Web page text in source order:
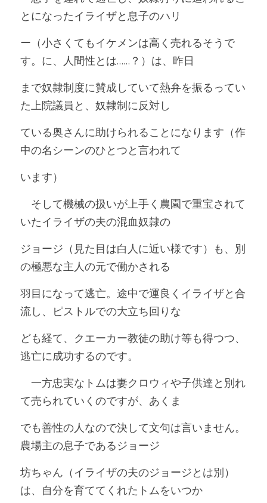
とになったイライザと息子のハリ
ー（小さくてもイケメンは高く売れるそうで
す。に、人間性とは……？）は、昨日
まで奴隷制度に賛成していて熱弁を振るってい
た上院議員と、奴隷制に反対し
ている奥さんに助けられることになります（作
中の名シーンのひとつと言われて
います）
そして機械の扱いが上手く農園で重宝されて
いたイライザの夫の混血奴隷の
ジョージ（見た目は白人に近い様です）も、別
の極悪な主人の元で働かされる
羽目になって逃亡。途中で運良くイライザと合
流し、ピストルでの大立ち回りな
ども経て、クエーカー教徒の助け等も得つつ、
逃亡に成功するのです。
一方忠実なトムは妻クロウィや子供達と別れ
て売られていくのですが、あくま
でも善性の人なので決して文句は言いません。
農場主の息子であるジョージ
坊ちゃん（イライザの夫のジョージとは別）
は、自分を育ててくれたトムをいつか